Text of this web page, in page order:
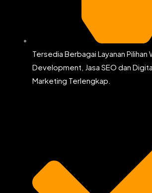
Tersedia Berbagai Layanan Pilihan
Development, Jasa SEO dan
Marketing Terlengkap.